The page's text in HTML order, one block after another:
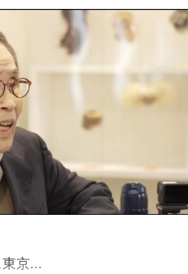
京...